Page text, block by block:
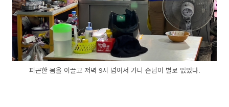
피곤한 몸을 이끌고 저녁 9시 넘어서 가니 손님이 별로 없었다.